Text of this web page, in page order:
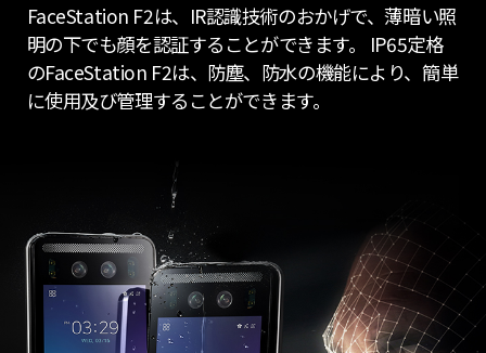
FaceStation F2は、IR認識技術のおかげで、薄暗い照
明の下でも顔を認証することができます。 IP65定格
のFaceStation F2は、防塵、防水の機能により、簡単
に使用及び管理することができます。